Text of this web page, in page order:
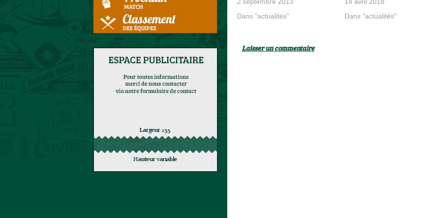
Dans "actualités"
Dans "actualités"
Laisser un commentaire